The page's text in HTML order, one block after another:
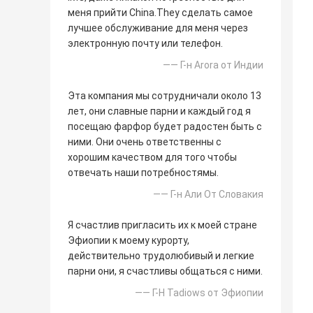
меня прийти China.They сделать самое
лучшее обслуживание для меня через
электронную почту или телефон.
—— Г-н Arora от Индии
Эта компания мы сотрудничали около 13
лет, они славные парни и каждый год я
посещаю фарфор будет радостен быть с
ними. Они очень ответственны с
хорошим качеством для того чтобы
отвечать наши потребностямы.
—— Г-н Али От Словакия
Я счастлив пригласить их к моей стране
Эфиопии к моему курорту,
действительно трудолюбивый и легкие
парни они, я счастливы общаться с ними.
—— Г-Н Tadiows от Эфиопии